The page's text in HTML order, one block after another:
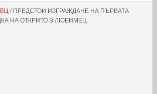
/ ПРЕДСТОИ ИЗГРАЖДАНЕ НА ПЪРВАТА
НА ОТКРИТО В ЛЮБИМЕЦ